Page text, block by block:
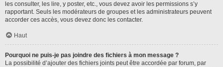
les consulter, les lire, y poster, etc., vous devez avoir les permissions s’y
rapportant. Seuls les modérateurs de groupes et les administrateurs peuvent
accorder ces accès, vous devez donc les contacter.
Haut
Pourquoi ne puis-je pas joindre des fichiers à mon message ?
La possibilité d’ajouter des fichiers joints peut être accordée par forum, par